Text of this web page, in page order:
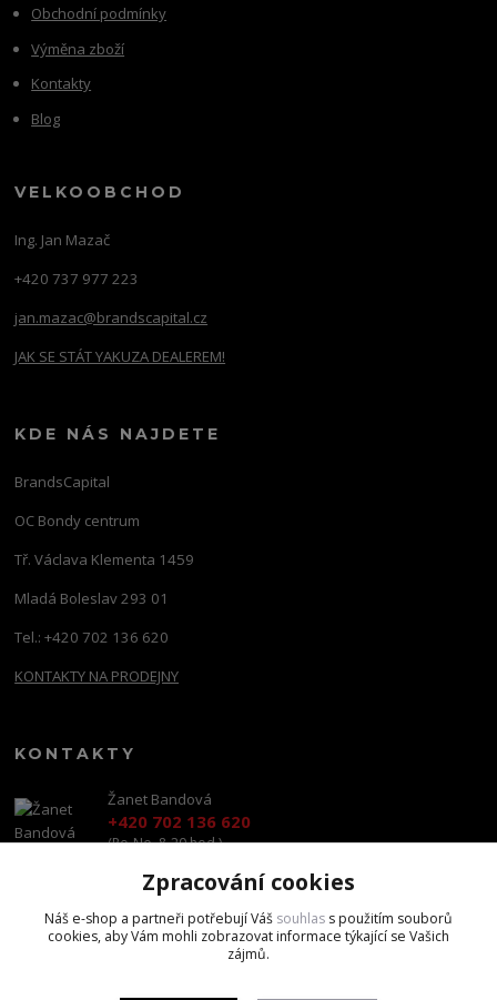
Obchodní podmínky
Výměna zboží
Kontakty
Blog
VELKOOBCHOD
Ing. Jan Mazač
+420 737 977 223
jan.mazac@brandscapital.cz
JAK SE STÁT YAKUZA DEALEREM!
KDE NÁS NAJDETE
BrandsCapital
OC Bondy centrum
Tř. Václava Klementa 1459
Mladá Boleslav 293 01
Tel.: +420 702 136 620
KONTAKTY NA PRODEJNY
KONTAKTY
Žanet Bandová
+420 702 136 620
(Po-Ne, 8-20 hod.)
shop@brandscapital.cz
Zpracování cookies
Náš e-shop a partneři potřebují Váš souhlas s použitím souborů
cookies, aby Vám mohli zobrazovat informace týkající se Vašich
zájmů.